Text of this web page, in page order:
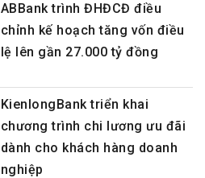
ABBank trình ĐHĐCĐ điều
chỉnh kế hoạch tăng vốn điều
lệ lên gần 27.000 tỷ đồng
KienlongBank triển khai
chương trình chi lương ưu đãi
dành cho khách hàng doanh
nghiệp